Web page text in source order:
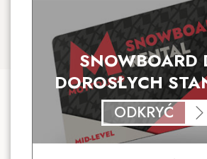
SNOWBOARD
DOROSŁYCH
ODKRYĆ